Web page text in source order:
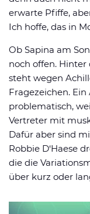
erwarte Pfiffe,
Ich hoffe, das in
Ob Sapina am
noch offen. Hinter
steht wegen
Fragezeichen.
problematisch,
Vertreter mit
Dafür aber sind
Robbie D‘Haese
die die
über kurz oder